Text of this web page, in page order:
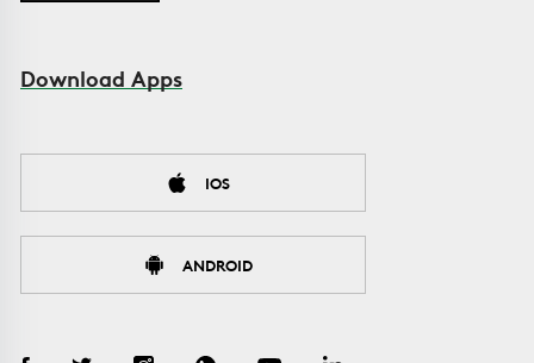
Download Apps
IOS
ANDROID